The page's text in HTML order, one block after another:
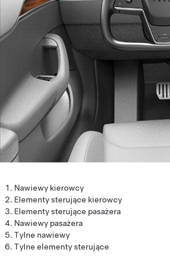
Nawiewy kierowcy
Elementy sterujące kierowcy
Elementy sterujące pasażera
Nawiewy pasażera
Tylne nawiewy
Tylne elementy sterujące